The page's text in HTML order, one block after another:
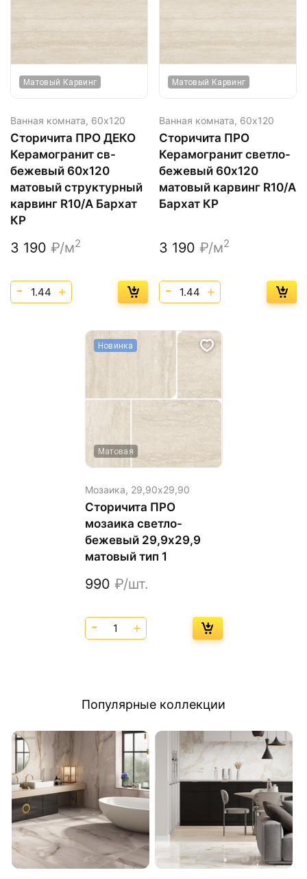
Матовый Карвинг
Ванная комната, 60х120
Сторичита ПРО ДЕКО
Керамогранит св-
бежевый 60х120
матовый структурный
карвинг R10/A Бархат
КР
3 190 ₽/м2
Матовый Карвинг
Ванная комната, 60х120
Сторичита ПРО
Керамогранит светло-
бежевый 60х120
матовый карвинг R10/A
Бархат КР
3 190 ₽/м2
Новинка
Матовая
Мозаика, 29,90х29,90
Сторичита ПРО
мозаика светло-
бежевый 29,9х29,9
матовый тип 1
990 ₽/шт.
Популярные коллекции